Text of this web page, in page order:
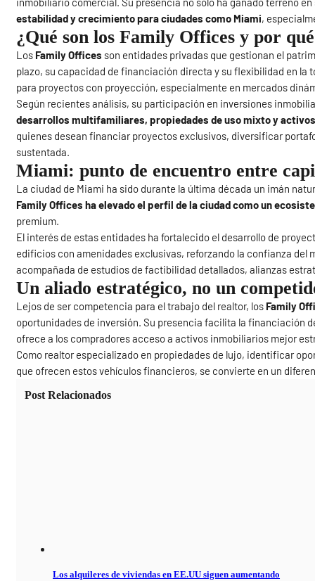
estabilidad y crecimiento para ciudades como Miami,
¿Qué son los Family Offices y por
Los Family Offices son entidades privadas que gestionan el
plazo, su capacidad de financiación directa y su flexibilidad en la
para proyectos con proyección, especialmente en mercados
Según recientes análisis, su participación en inversiones
desarrollos multifamiliares, propiedades de uso mixto y
quienes desean financiar proyectos exclusivos, diversificar
sustentada.
Miami: punto de encuentro entre
La ciudad de Miami ha sido durante la última década un imán
Family Offices ha elevado el perfil de la ciudad como un
premium.
El interés de estas entidades ha fortalecido el desarrollo de
edificios con amenidades exclusivas, reforzando la confianza
acompañada de estudios de factibilidad detallados, alianzas
Un aliado estratégico, no un
Lejos de ser competencia para el trabajo del realtor, los Family
oportunidades de inversión. Su presencia facilita la financiación
ofrece a los compradores acceso a activos inmobiliarios mejor
Como realtor especializado en propiedades de lujo, identificar
que ofrecen estos vehículos financieros, se convierte en un
Post Relacionados
Los alquileres de viviendas en EE.UU siguen aumentando